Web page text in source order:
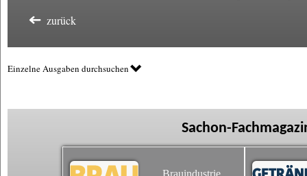
zurück
Einzelne Ausgaben durchsuchen
Sachon-
Brauindustrie